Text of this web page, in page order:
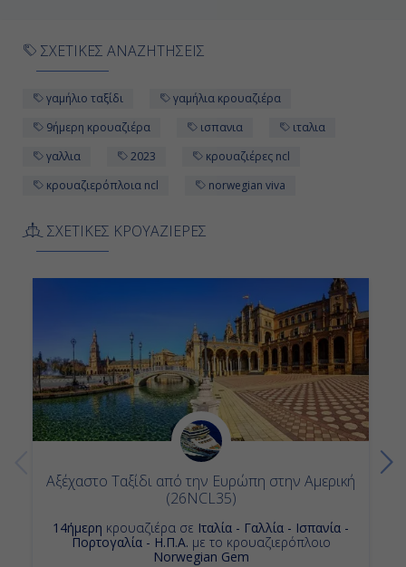
ΣΧΕΤΙΚΕΣ ΑΝΑΖΗΤΗΣΕΙΣ
γαμήλιο ταξίδι
γαμήλια κρουαζιέρα
9ήμερη κρουαζιέρα
ισπανια
ιταλια
γαλλια
2023
κρουαζιέρες ncl
κρουαζιερόπλοια ncl
norwegian viva
ΣΧΕΤΙΚΕΣ ΚΡΟΥΑΖΙΕΡΕΣ
Αξέχαστο Ταξίδι από την Ευρώπη στην Αμερική
(26NCL35)
14ήμερη κρουαζιέρα σε Ιταλία - Γαλλία - Ισπανία -
Πορτογαλία - Η.Π.Α. με το κρουαζιερόπλοιο
Norwegian Gem